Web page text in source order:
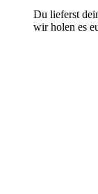
Du lieferst
wir holen es